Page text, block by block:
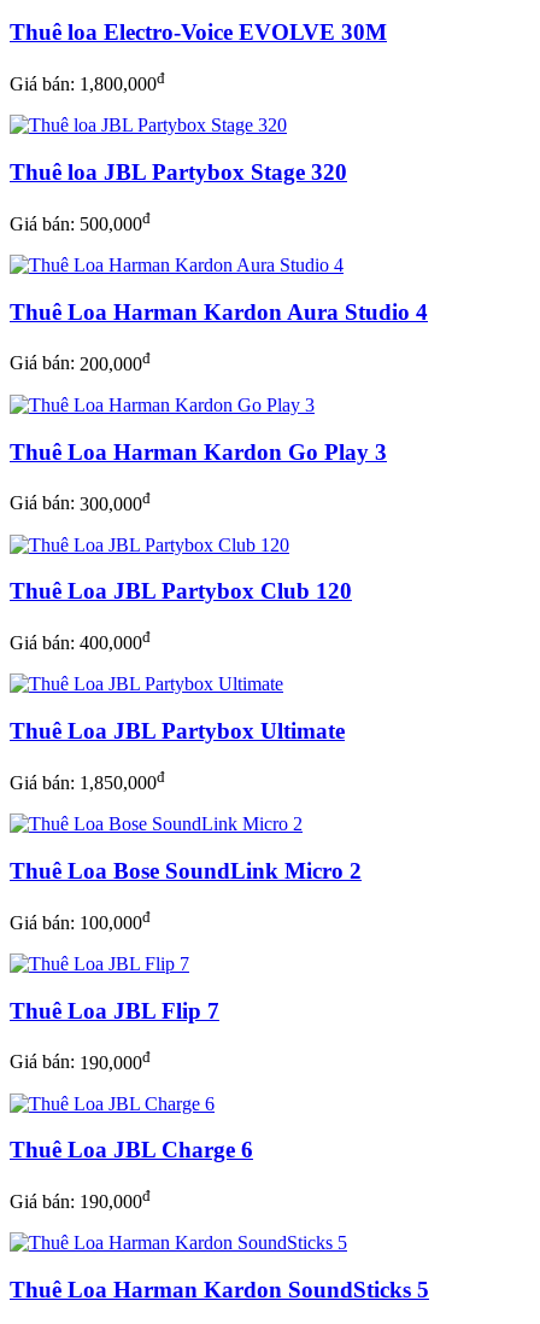
Thuê loa Electro-Voice EVOLVE 30M
Giá bán: 1,800,000đ
Thuê loa JBL Partybox Stage 320
Giá bán: 500,000đ
Thuê Loa Harman Kardon Aura Studio 4
Giá bán: 200,000đ
Thuê Loa Harman Kardon Go Play 3
Giá bán: 300,000đ
Thuê Loa JBL Partybox Club 120
Giá bán: 400,000đ
Thuê Loa JBL Partybox Ultimate
Giá bán: 1,850,000đ
Thuê Loa Bose SoundLink Micro 2
Giá bán: 100,000đ
Thuê Loa JBL Flip 7
Giá bán: 190,000đ
Thuê Loa JBL Charge 6
Giá bán: 190,000đ
Thuê Loa Harman Kardon SoundSticks 5